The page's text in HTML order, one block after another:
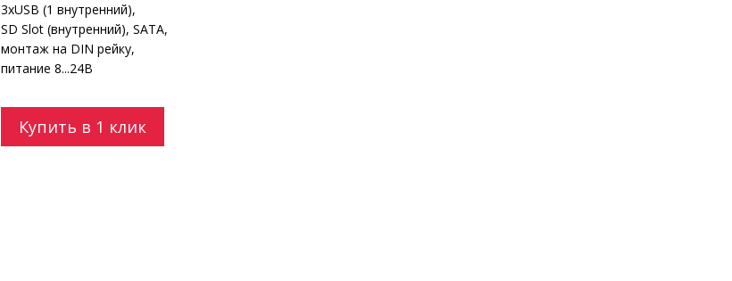
3xUSB (1 внутренний),
SD Slot (внутренний), SATA,
монтаж на DIN рейку,
питание 8...24В
Купить в 1 клик